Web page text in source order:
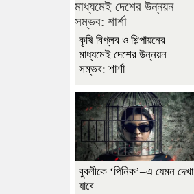
কৃষি বিপ্লব ও শিল্পায়নের
মাধ্যমেই দেশের উন্নয়ন
সম্ভব: শার্শা
বুবলীকে ‘পিনিক’–এ যেমন দেখা
যাবে